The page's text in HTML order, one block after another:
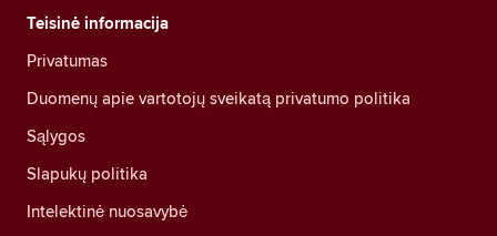
Teisinė informacija
Privatumas
Duomenų apie vartotojų sveikatą privatumo politika
Sąlygos
Slapukų politika
Intelektinė nuosavybė